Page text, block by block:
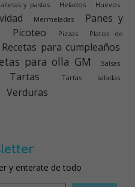
y pastas Helados Huevos
Mermeladas
Panes y
Picoteo Pizzas
Platos de
Recetas para cumpleaños
para olla GM
Salsas
Tartas Tartas saladas
Verduras
y enterate de todo